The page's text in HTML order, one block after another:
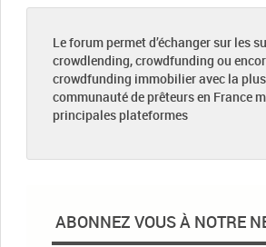
Le forum permet d’échanger sur les
crowdlending, crowdfunding ou
crowdfunding immobilier avec la
communauté de prêteurs en France
principales plateformes
ABONNEZ VOUS À NOTRE